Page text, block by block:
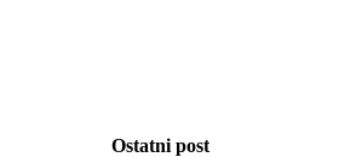
Ostatni post